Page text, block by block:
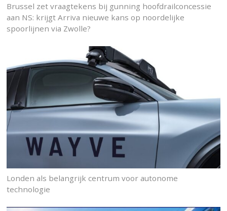
Brussel zet vraagtekens bij gunning hoofdrailconcessie
aan NS: krijgt Arriva nieuwe kans op noordelijke
spoorlijnen via Zwolle?
Londen als belangrijk centrum voor autonome
technologie